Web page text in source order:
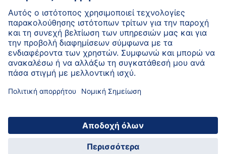
Πολιτική Προστασίας Προσωπικών Δεδομένων
Αποτύπωμα
Σχετικά με την HiPP Επικοινωνία
Ασφαλής μετάδοση δεδομένων μέσω
© 2026 HiPP